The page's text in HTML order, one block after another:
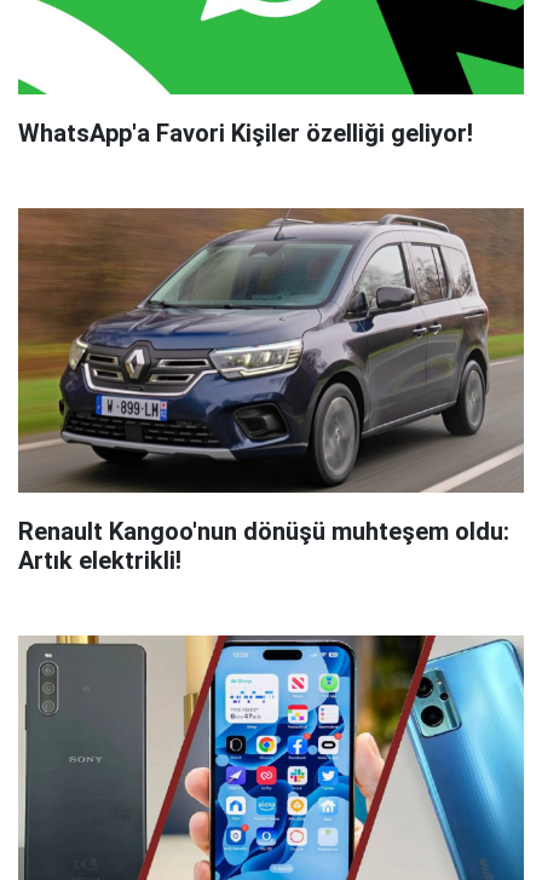
WhatsApp'a Favori Kişiler özelliği geliyor!
Renault Kangoo'nun dönüşü muhteşem oldu:
Artık elektrikli!